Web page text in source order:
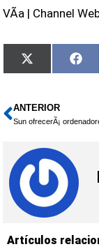
VÃ­a | Channel
Compartir
en
X
(Twitter)en
Ant
ANTERIOR
Sun ofrecerÃ¡
Artículos